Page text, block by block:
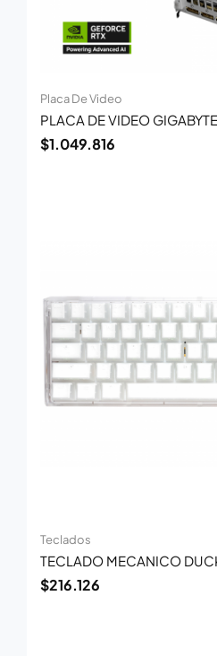
Placa De Video
PLACA DE VIDEO
$1.049.816
Teclados
TECLADO MECANICO
$216.126